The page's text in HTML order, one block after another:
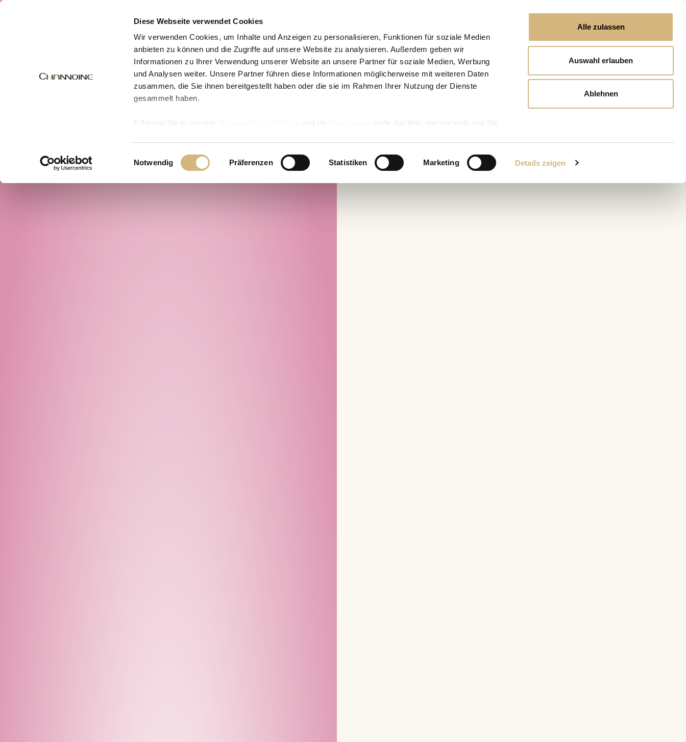
Diese Webseite verwendet Cookies
Wir verwenden Cookies, um Inhalte und Anzeigen zu personalisieren, Funktionen für soziale Medien
anbieten zu können und die Zugriffe auf unsere Website zu analysieren. Außerdem geben wir
Informationen zu Ihrer Verwendung unserer Website an unsere Partner für soziale Medien, Werbung
und Analysen weiter. Unsere Partner führen diese Informationen möglicherweise mit weiteren Daten
zusammen, die Sie ihnen bereitgestellt haben oder die sie im Rahmen Ihrer Nutzung der Dienste
gesammelt haben.
Erfahren Sie in unserer und im
mehr darüber, wer wir sind, wie Sie
Einwilligungsauswahl
Notwendig Präferenzen Statistiken Marketing Details zeigen
Alle zulassen
Auswahl erlauben
Ablehnen